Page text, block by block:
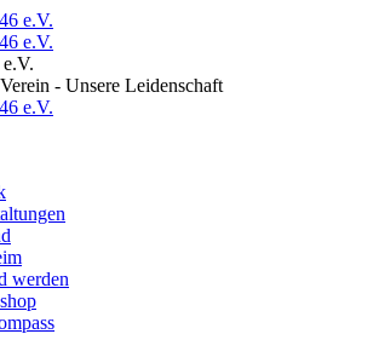
- Unsere Leidenschaft
werden